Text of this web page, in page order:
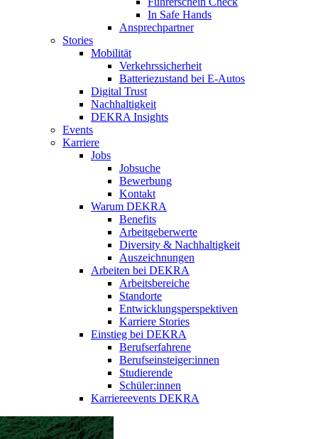
In Safe Hands
Ansprechpartner
Stories
Mobilität
Verkehrssicherheit
Batteriezustand bei E-Autos
Digital Trust
Nachhaltigkeit
DEKRA Insights
Events
Karriere
Jobs
Jobsuche
Bewerbung
Kontakt
Warum DEKRA
Benefits
Arbeitgeberwerte
Diversity & Nachhaltigkeit
Auszeichnungen
Arbeiten bei DEKRA
Arbeitsbereiche
Standorte
Entwicklungsperspektiven
Karriere Stories
Einstieg bei DEKRA
Berufserfahrene
Berufseinsteiger:innen
Studierende
Schüler:innen
Karriereevents DEKRA